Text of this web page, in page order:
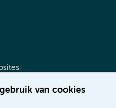
van cookies